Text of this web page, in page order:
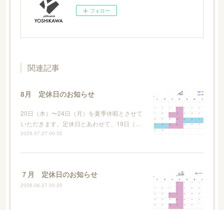
フォロー
関連記事
8月 定休日のお知らせ
20日（木）〜24日（月）を夏季休暇とさせて
いただきます。定休日とあわせて、19日（…
2026.07.27 00:32
７月 定休日のお知らせ
2026.06.27 00:20